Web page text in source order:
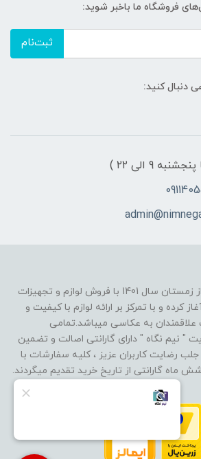
فروشگاه ما باخبر شوید:
ثبت‌نام
دنبال کنید:
9 الی ۲۲ )
نیم نگاه فعالیت خود را از زمستان سال 1401 با فروش لوازم و تجهیزات
کرده و با تمرکز بر ارائه لوازم با کیفیت و
به عکاسی میباشد.تمامی
" نیم نگاه " دارای گارانتی اصالت و تضمین
رضایت کاربران عزیز ، کلیه سفارشات با
گارانتی از تاریخ خرید تقدیم میگردند.